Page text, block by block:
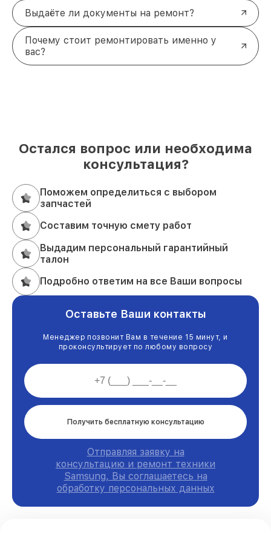
Выдаёте ли документы на ремонт?
Почему стоит ремонтировать именно у
вас?
Остался вопрос или необходима
консультация?
Поможем определиться с выбором
запчастей
Составим точную смету работ
Выдадим персональный гарантийный
талон
Подробно ответим на все Ваши вопросы
Оставьте Ваши контакты
Менеджер позвонит Вам в течение 15 минут, и
проконсультирует по любому вопросу
Получить бесплатную консультацию
Отправляя заявку на
консультацию и ремонт техники
Samsung, Вы соглашаетесь на
обработку персональных данных